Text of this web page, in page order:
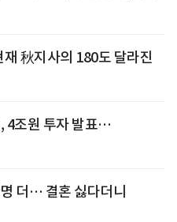
秋지사의 180도 달라진
4조원 투자 발표…
더… 결혼 싫다더니